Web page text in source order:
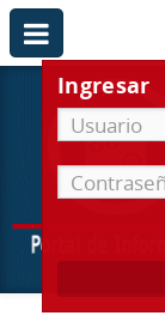
Ingresar